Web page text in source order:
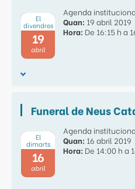
El
divendres
19
abril
Agenda
Quan: 19 abril 2019
Hora: De 16:15 h a
Funeral de Neus
El
dimarts
16
abril
Agenda
Quan: 16 abril 2019
Hora: De 14:00 h a